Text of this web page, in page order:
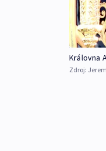
Královna
Zdroj: